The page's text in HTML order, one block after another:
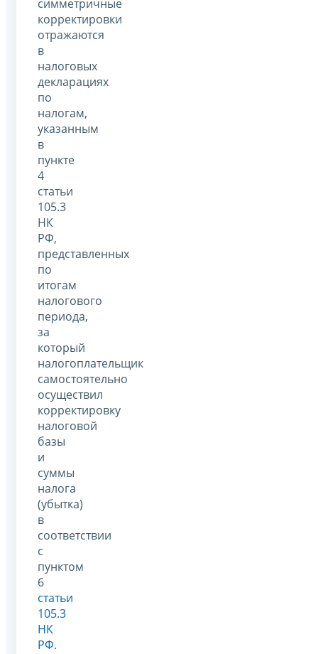
симметричные
корректировки
отражаются
в
налоговых
декларациях
по
налогам,
указанным
в
пункте
4
статьи
105.3
НК
РФ,
представленных
по
итогам
налогового
периода,
за
который
налогоплательщик
самостоятельно
осуществил
корректировку
налоговой
базы
и
суммы
налога
(убытка)
в
соответствии
с
пунктом
6
статьи
105.3
НК
РФ.